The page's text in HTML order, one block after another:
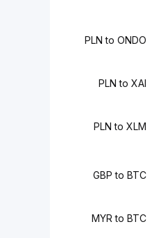
PLN to ONDO
PLN to XAI
PLN to XLM
GBP to BTC
MYR to BTC